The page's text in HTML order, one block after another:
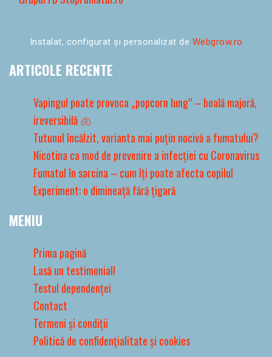
Instalat, configurat și personalizat de Webgrow.ro
ARTICOLE RECENTE
Vapingul poate provoca „popcorn lung” – boală majoră,
ireversibilă 🫁
Tutunul încălzit, varianta mai puțin nocivă a fumatului?
Nicotina ca mod de prevenire a infecției cu Coronavirus
Fumatul în sarcina – cum îți poate afecta copilul
Experiment: o dimineață fără țigară
MENIU
Prima pagină
Lasă un testimonial!
Testul dependenței
Contact
Termeni și condiții
Politică de confidențialitate și cookies